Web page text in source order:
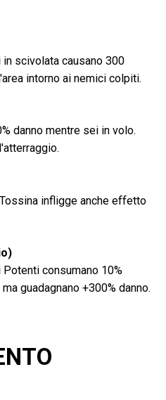
scivolata causano 300
intorno ai nemici colpiti.
danno mentre sei in volo.
infligge anche effetto
consumano 10%
guadagnano +300% danno.